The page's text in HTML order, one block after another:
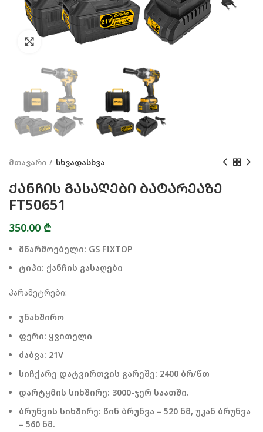
Click to enlarge
მთავარი სხვადასხვა
ᲥᲐᲜᲩᲘᲡ ᲒᲐᲡᲐᲦᲔᲑᲘ ᲑᲐᲢᲐᲠᲔᲐᲖᲔ
FT50651
350.00 ₾
მწარმოებელი: GS FIXTOP
ტიპი: ქანჩის გასაღები
პარამეტრები:
უნახშირო
ფერი: ყვითელი
ძაბვა: 21V
სიჩქარე დატვირთვის გარეშე: 2400 ბრ/წთ
დარტყმის სიხშირე: 3000-ჯერ საათში.
ბრუნვის სიხშირე: წინ ბრუნვა – 520 ნმ, უკან ბრუნვა
– 560 ნმ.